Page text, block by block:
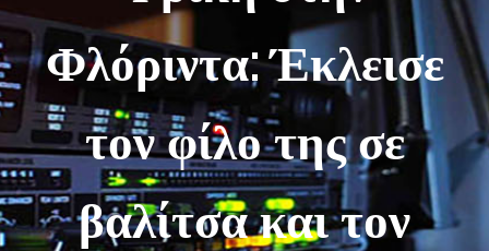
Φλόριντα: Έκλεισε
τον φίλο της σε
βαλίτσα και τον